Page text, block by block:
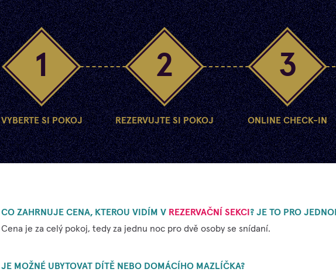
1
VYBERTE SI POKOJ
2
REZERVUJTE SI POKOJ
3
ONLINE CHECK-IN
CO ZAHRNUJE CENA, KTEROU VIDÍM V REZERVAČNÍ SEKCI? JE TO PRO
Cena je za celý pokoj, tedy za jednu noc pro dvě osoby se snídaní.
JE MOŽNÉ UBYTOVAT DÍTĚ NEBO DOMÁCÍHO MAZLÍČKA?